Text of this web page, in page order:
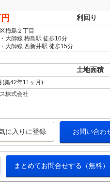
利回り
梅島２丁目
大師線 梅島駅 徒歩10分
大師線 西新井駅 徒歩15分
土地面積
(築42年11ヶ月)
株式会社
に入りに登録 お問い合わ
まとめてお問合せする（無料）